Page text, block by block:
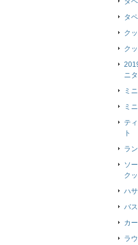
タ
ク
ク
ニ
ミ
ミ
テ
ト
ラ
ソ
ク
ハ
バ
カ
ラ